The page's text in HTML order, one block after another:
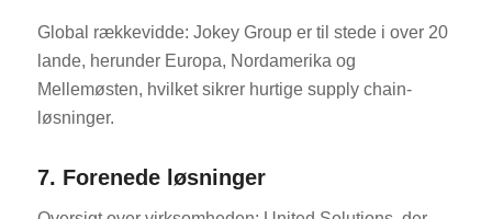
Global rækkevidde: Jokey Group er til stede i over 20
lande, herunder Europa, Nordamerika og
Mellemøsten, hvilket sikrer hurtige supply chain-
løsninger.
7. Forenede løsninger